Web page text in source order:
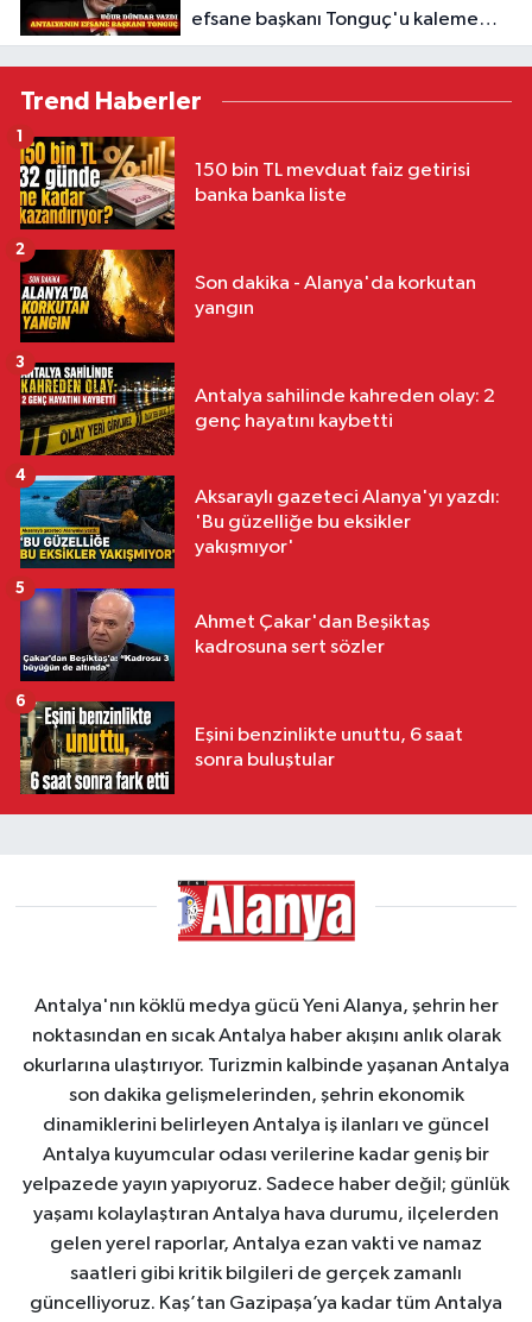
efsane başkanı Tonguç'u kaleme
aldı
Trend Haberler
150 bin TL mevduat faiz getirisi
banka banka liste
1
Son dakika - Alanya'da korkutan
yangın
2
Antalya sahilinde kahreden olay: 2
genç hayatını kaybetti
3
Aksaraylı gazeteci Alanya'yı yazdı:
'Bu güzelliğe bu eksikler
yakışmıyor'
4
Ahmet Çakar'dan Beşiktaş
kadrosuna sert sözler
5
Eşini benzinlikte unuttu, 6 saat
sonra buluştular
6
Antalya'nın köklü medya gücü Yeni Alanya, şehrin her
noktasından en sıcak Antalya haber akışını anlık olarak
okurlarına ulaştırıyor. Turizmin kalbinde yaşanan Antalya
son dakika gelişmelerinden, şehrin ekonomik
dinamiklerini belirleyen Antalya iş ilanları ve güncel
Antalya kuyumcular odası verilerine kadar geniş bir
yelpazede yayın yapıyoruz. Sadece haber değil; günlük
yaşamı kolaylaştıran Antalya hava durumu, ilçelerden
gelen yerel raporlar, Antalya ezan vakti ve namaz
saatleri gibi kritik bilgileri de gerçek zamanlı
güncelliyoruz. Kaş’tan Gazipaşa’ya kadar tüm Antalya